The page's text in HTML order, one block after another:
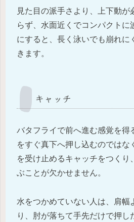
見た目の派手さより、上下動が
らず、水面近くでコンパクトに
にすると、長く泳いでも崩れに
きます。
キャッチ
バタフライで前へ進む感覚を得
をすぐ真下へ押し込むのではな
を受け止めるキャッチをつくり
ぶことが欠かせません。
水をつかめていない人は、肩幅
り、肘が落ちて手先だけで押し